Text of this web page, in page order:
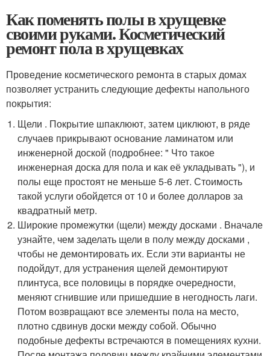
Как поменять полы в хрущевке
своими руками. Косметический
ремонт пола в хрущевках
Проведение косметического ремонта в старых домах
позволяет устранить следующие дефекты напольного
покрытия:
Щели . Покрытие шпаклюют, затем циклюют, в ряде
случаев прикрывают основание ламинатом или
инженерной доской (подробнее: " Что такое
инженерная доска для пола и как её укладывать "), и
полы еще простоят не меньше 5-6 лет. Стоимость
такой услуги обойдется от 10 и более долларов за
квадратный метр.
Широкие промежутки (щели) между досками . Вначале
узнайте, чем заделать щели в полу между досками ,
чтобы не демонтировать их. Если эти варианты не
подойдут, для устранения щелей демонтируют
плинтуса, все половицы в порядке очередности,
меняют сгнившие или пришедшие в негодность лаги.
Потом возвращают все элементы пола на место,
плотно сдвинув доски между собой. Обычно
подобные дефекты встречаются в помещениях кухни.